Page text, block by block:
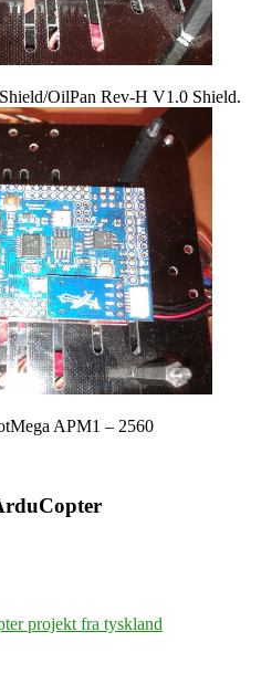
OilPan Rev-H V1.0 Shield.
APM1 – 2560
projekt fra tyskland